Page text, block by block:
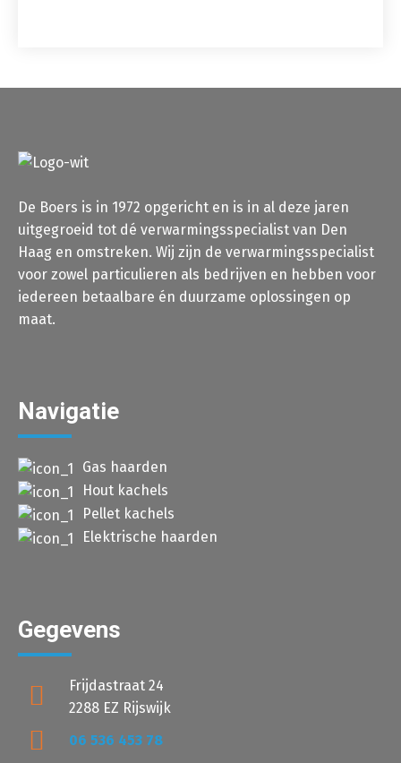
De Boers is in 1972 opgericht en is in al deze jaren
uitgegroeid tot dé verwarmingsspecialist van Den
Haag en omstreken. Wij zijn de verwarmingsspecialist
voor zowel particulieren als bedrijven en hebben voor
iedereen betaalbare én duurzame oplossingen op
maat.
Navigatie
Gas haarden
Hout kachels
Pellet kachels
Elektrische haarden
Gegevens
Frijdastraat 24
2288 EZ Rijswijk
06 536 453 78